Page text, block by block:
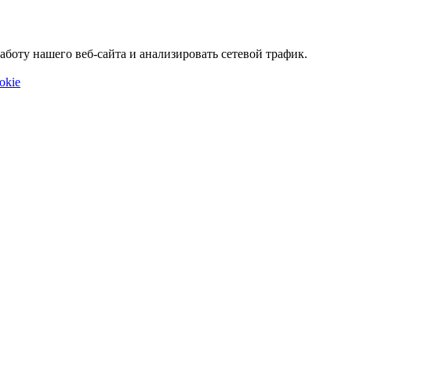
нашего веб-сайта и анализировать сетевой трафик.